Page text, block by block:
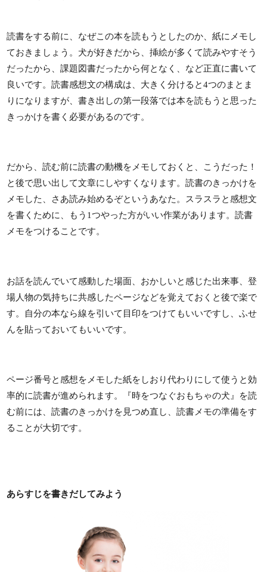
読書をする前に、なぜこの本を読もうとしたのか、紙にメモし
ておきましょう。犬が好きだから、挿絵が多くて読みやすそう
だったから、課題図書だったから何となく、など正直に書いて
良いです。読書感想文の構成は、大きく分けると4つのまとま
りになりますが、書き出しの第一段落では本を読もうと思った
きっかけを書く必要があるのです。
だから、読む前に読書の動機をメモしておくと、こうだった！
と後で思い出して文章にしやすくなります。読書のきっかけを
メモした、さあ読み始めるぞというあなた。スラスラと感想文
を書くために、もう1つやった方がいい作業があります。読書
メモをつけることです。
お話を読んでいて感動した場面、おかしいと感じた出来事、登
場人物の気持ちに共感したページなどを覚えておくと後で楽で
す。自分の本なら線を引いて目印をつけてもいいですし、ふせ
んを貼っておいてもいいです。
ページ番号と感想をメモした紙をしおり代わりにして使うと効
率的に読書が進められます。『時をつなぐおもちゃの犬』を読
む前には、読書のきっかけを見つめ直し、読書メモの準備をす
ることが大切です。
あらすじを書きだしてみよう